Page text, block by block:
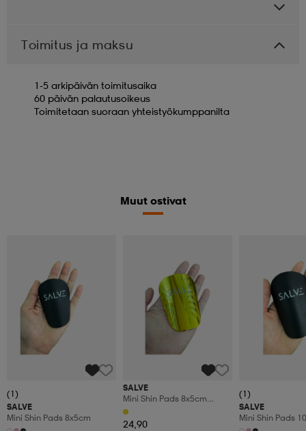
Toimitus ja maksu
1-5 arkipäivän toimitusaika
60 päivän palautusoikeus
Toimitetaan suoraan yhteistyökumppanilta
Muut ostivat
(1)
SALVE
Mini Shin Pads 8x5cm
SALVE
Mini Shin Pads 8x5cm
Special Edition Gold
24,90
(1)
SALVE
Mini Shin Pads